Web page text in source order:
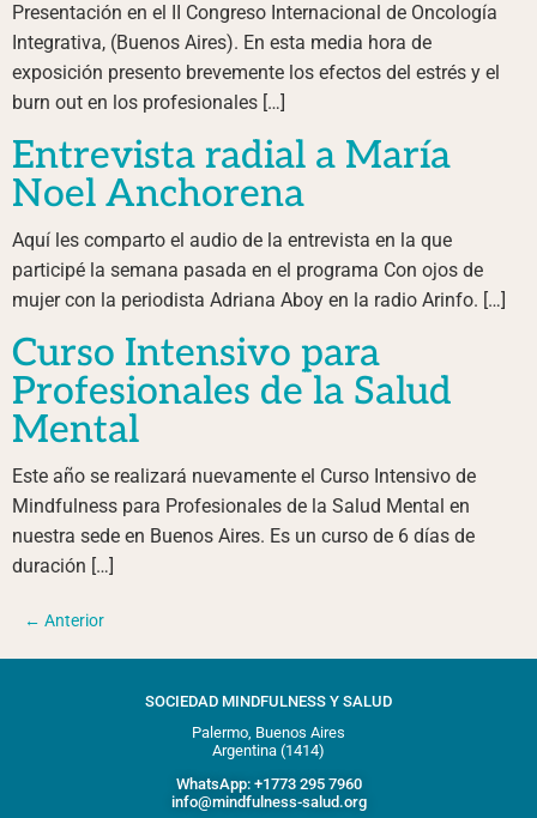
Presentación en el II Congreso Internacional de Oncología
Integrativa, (Buenos Aires). En esta media hora de
exposición presento brevemente los efectos del estrés y el
burn out en los profesionales […]
Entrevista radial a María
Noel Anchorena
Aquí les comparto el audio de la entrevista en la que
participé la semana pasada en el programa Con ojos de
mujer con la periodista Adriana Aboy en la radio Arinfo. […]
Curso Intensivo para
Profesionales de la Salud
Mental
Este año se realizará nuevamente el Curso Intensivo de
Mindfulness para Profesionales de la Salud Mental en
nuestra sede en Buenos Aires. Es un curso de 6 días de
duración […]
← Anterior
SOCIEDAD MINDFULNESS Y SALUD
Palermo, Buenos Aires
Argentina (1414)
WhatsApp: +1773 295 7960
info@mindfulness-salud.org